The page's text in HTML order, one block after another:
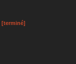
[terminé]